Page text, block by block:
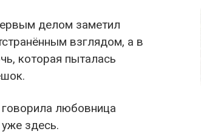
делом заметил
взглядом, а в
которая пыталась
говорила любовница
здесь.